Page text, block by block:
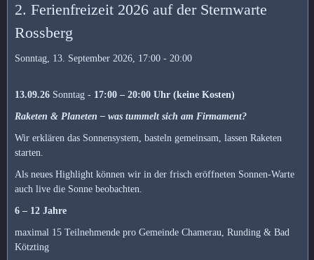
2. Ferienfreizeit 2026 auf der Sternwarte
Rossberg
Sonntag, 13. September 2026, 17:00 - 20:00
13.09.26 Sonntag - 17:00 – 20:00 Uhr (keine Kosten)
Raketen & Planeten – was tummelt sich am Firmament?
Wir erklären das Sonnensystem, basteln gemeinsam, lassen Raketen
starten.
Als neues Highlight können wir in der frisch eröffneten Sonnen-Warte
auch live die Sonne beobachten.
6 – 12 Jahre
maximal 15 Teilnehmende pro Gemeinde Chamerau, Runding & Bad
Kötzting